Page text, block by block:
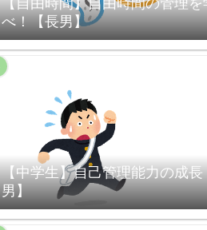
【自由時間】自由時間の管理を
べ！【長男】
【中学生】自己管理能力の成長
男】